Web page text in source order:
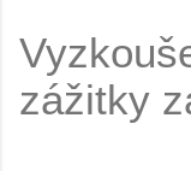
zážitky